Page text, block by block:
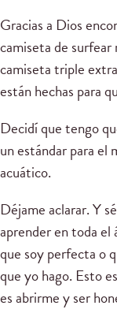
Gracias a Dios
camiseta de surfear
camiseta triple
están hechas para
Decidí que tengo
un estándar para el
acuático.
Déjame aclarar. Y
aprender en toda el
que soy perfecta o
que yo hago. Esto
es abrirme y ser